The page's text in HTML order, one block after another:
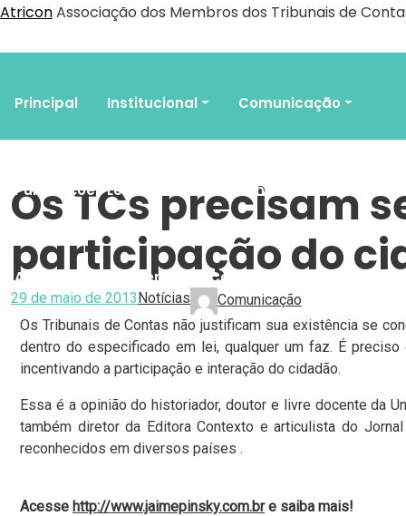
AtriconAssociação dos Membros dos Tribunais de
Principal Institucional Comunicação
Publicações Legais Documentos
Associe-se Agenda do Controle
Os TCs precisam
participação do
29 de maio de 2013Notícias
Comunicação
Os Tribunais de Contas não justificam sua existência se
dentro do especificado em lei, qualquer um faz. É
incentivando a participação e interação do cidadão.
Essa é a opinião do historiador, doutor e livre docente da
também diretor da Editora Contexto e articulista do
reconhecidos em diversos países .
Acesse http://www.jaimepinsky.com.bre saiba mais!